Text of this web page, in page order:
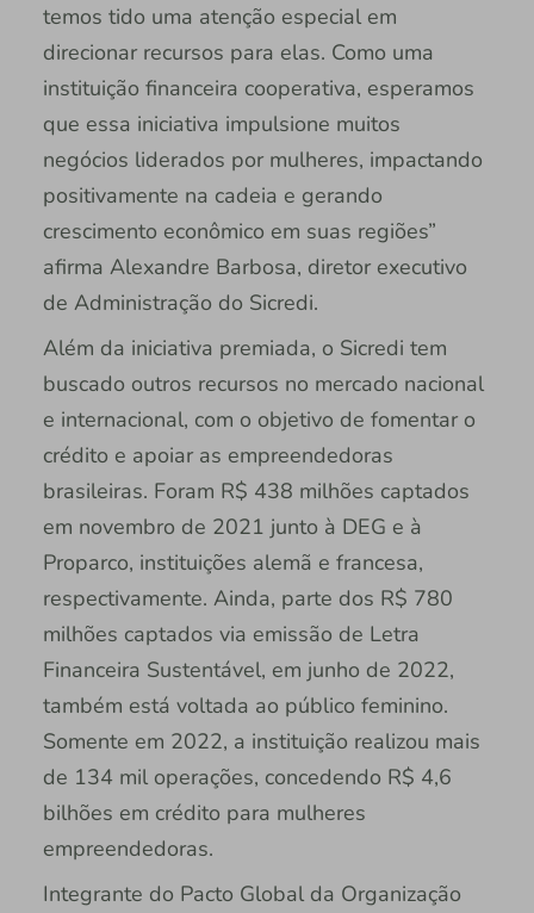
temos tido uma atenção especial em
direcionar recursos para elas. Como uma
instituição financeira cooperativa, esperamos
que essa iniciativa impulsione muitos
negócios liderados por mulheres, impactando
positivamente na cadeia e gerando
crescimento econômico em suas regiões”
afirma Alexandre Barbosa, diretor executivo
de Administração do Sicredi.
Além da iniciativa premiada, o Sicredi tem
buscado outros recursos no mercado nacional
e internacional, com o objetivo de fomentar o
crédito e apoiar as empreendedoras
brasileiras. Foram R$ 438 milhões captados
em novembro de 2021 junto à DEG e à
Proparco, instituições alemã e francesa,
respectivamente. Ainda, parte dos R$ 780
milhões captados via emissão de Letra
Financeira Sustentável, em junho de 2022,
também está voltada ao público feminino.
Somente em 2022, a instituição realizou mais
de 134 mil operações, concedendo R$ 4,6
bilhões em crédito para mulheres
empreendedoras.
Integrante do Pacto Global da Organização